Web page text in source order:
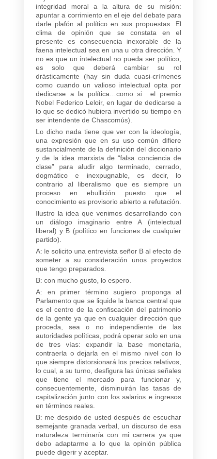
integridad moral a la altura de su misión:
apuntar a corrimiento en el eje del debate para
darle plafón al político en sus propuestas. El
clima de opinión que se constata en el
presente es consecuencia inexorable de la
faena intelectual sea en una u otra dirección. Y
no es que un intelectual no pueda ser político,
es solo que deberá cambiar su rol
drásticamente (hay sin duda cuasi-crímenes
como cuando un valioso intelectual opta por
dedicarse a la política…como si el premio
Nobel Federico Leloir, en lugar de dedicarse a
lo que se dedicó hubiera invertido su tiempo en
ser intendente de Chascomús).
Lo dicho nada tiene que ver con la ideología,
una expresión que en su uso común difiere
sustancialmente de la definición del diccionario
y de la idea marxista de “falsa conciencia de
clase” para aludir algo terminado, cerrado,
dogmático e inexpugnable, es decir, lo
contrario al liberalismo que es siempre un
proceso en ebullición puesto que el
conocimiento es provisorio abierto a refutación.
Ilustro la idea que venimos desarrollando con
un diálogo imaginario entre A (intelectual
liberal) y B (político en funciones de cualquier
partido).
A: le solicito una entrevista señor B al efecto de
someter a su consideración unos proyectos
que tengo preparados.
B: con mucho gusto, lo espero.
A: en primer término sugiero proponga al
Parlamento que se liquide la banca central que
es el centro de la confiscación del patrimonio
de la gente ya que en cualquier dirección que
proceda, sea o no independiente de las
autoridades políticas, podrá operar solo en una
de tres vías: expandir la base monetaria,
contraerla o dejarla en el mismo nivel con lo
que siempre distorsionará los precios relativos,
lo cual, a su turno, desfigura las únicas señales
que tiene el mercado para funcionar y,
consecuentemente, disminuirán las tasas de
capitalización junto con los salarios e ingresos
en términos reales.
B: me despido de usted después de escuchar
semejante granada verbal, un discurso de esa
naturaleza terminaría con mi carrera ya que
debo adaptarme a lo que la opinión pública
puede digerir y aceptar.